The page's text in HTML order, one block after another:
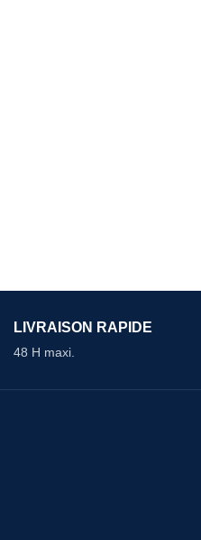
LIVRAISON RAPIDE
48 H maxi.